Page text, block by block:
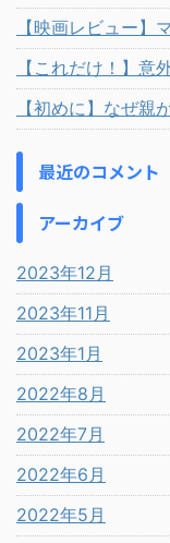
【映画レビュー】
【これだけ！】意
【初めに】なぜ親
最近のコメント
アーカイブ
2023年12月
2023年11月
2023年1月
2022年8月
2022年7月
2022年6月
2022年5月